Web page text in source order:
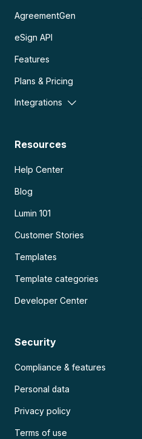
AgreementGen
eSign API
Features
Plans & Pricing
Integrations
Resources
Help Center
Blog
Lumin 101
Customer Stories
Templates
Template categories
Developer Center
Security
Compliance & features
Personal data
Privacy policy
Terms of use